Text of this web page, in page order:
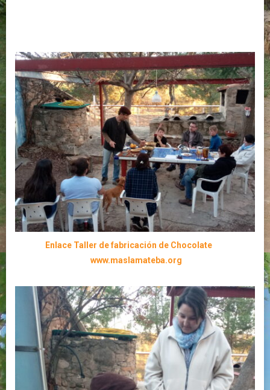
Enlace Taller de fabricación de Chocolate
www.maslamateba.org